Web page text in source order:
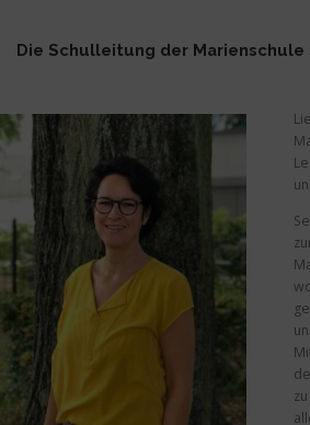
OFFENER GANZTAG
DOWNLOADS
ÜBERGÄNGE KITA/GS GS/SEK1
Die Schulleitung der